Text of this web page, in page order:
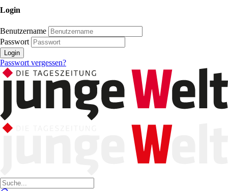
Login
Benutzername
Passwort
Login
Passwort vergessen?